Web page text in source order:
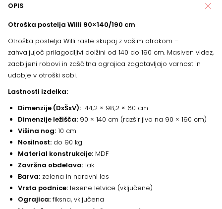
OPIS
Otroška postelja Willi 90×140/190 cm
Otroška postelja Willi raste skupaj z vašim otrokom –
zahvaljujoč prilagodljivi dolžini od 140 do 190 cm. Masiven videz,
zaobljeni robovi in zaščitna ograjica zagotavljajo varnost in
udobje v otroški sobi.
Lastnosti izdelka:
Dimenzije (DxŠxV): 144,2 × 98,2 × 60 cm
Dimenzije ležišča: 90 × 140 cm (razširljivo na 90 × 190 cm)
Višina nog: 10 cm
Nosilnost: do 90 kg
Material konstrukcije: MDF
Završna obdelava: lak
Barva: zelena in naravni les
Vrsta podnice: lesene letvice (vključene)
Ograjica: fiksna, vključena